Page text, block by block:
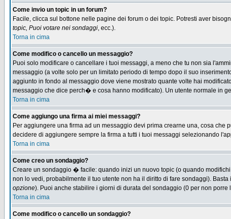
Come invio un topic in un forum?
Facile, clicca sul bottone nelle pagine dei forum o dei topic. Potresti aver
topic, Puoi votare nei sondaggi, ecc.).
Torna in cima
Come modifico o cancello un messaggio?
Puoi solo modificare o cancellare i tuoi messaggi, a meno che tu non sia
messaggio (a volte solo per un limitato periodo di tempo dopo il suo
aggiunto in fondo al messaggio dove viene mostrato quante volte hai
messaggio che dice perch� e cosa hanno modificato). Un utente normale in
Torna in cima
Come aggiungo una firma ai miei messaggi?
Per aggiungere una firma ad un messaggio devi prima crearne una, cosa
decidere di aggiungere sempre la firma a tutti i tuoi messaggi selezionando
Torna in cima
Come creo un sondaggio?
Creare un sondaggio � facile: quando inizi un nuovo topic (o quando
non lo vedi, probabilmente il tuo utente non ha il diritto di fare sondaggi).
opzione). Puoi anche stabilire i giorni di durata del sondaggio (0 per non
Torna in cima
Come modifico o cancello un sondaggio?